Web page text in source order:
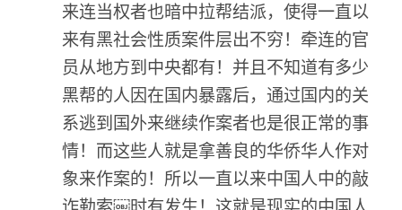
来连当权者也暗中拉帮结派，使得一直以
来有黑社会性质案件层出不穷！牵连的官
员从地方到中央都有！并且不知道有多少
黑帮的人因在国内暴露后，通过国内的关
系逃到国外来继续作案者也是很正常的事
情！而这些人就是拿善良的华侨华人作对
象来作案的！所以一直以来中国人中的敲